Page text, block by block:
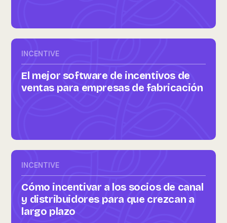
INCENTIVE
El mejor software de incentivos de
ventas para empresas de fabricación
INCENTIVE
Cómo incentivar a los socios de canal
y distribuidores para que crezcan a
largo plazo